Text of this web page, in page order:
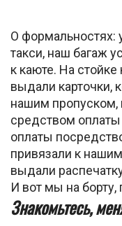
О формальностях:
такси, наш багаж
к каюте. На
выдали карточки,
нашим
средством
оплаты
привязали к
выдали
И вот мы на борту,
Знакомьтесь,